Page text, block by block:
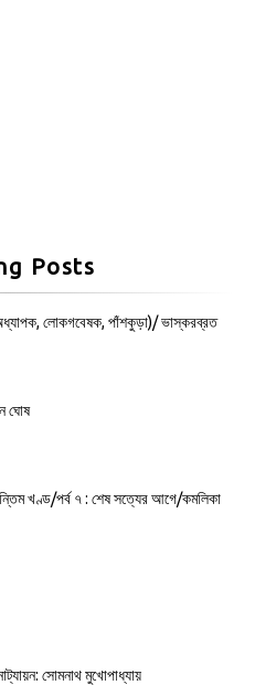
Posts
লোকগবেষক, পাঁশকুড়া)/ ভাস্করব্রত
ঘোষ
খণ্ড/পর্ব ৭ : শেষ সত্যের আগে/কমলিকা
সোমনাথ মুখোপাধ্যায়